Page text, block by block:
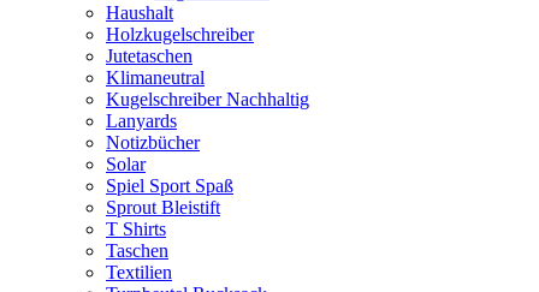
Haushalt
Holzkugelschreiber
Jutetaschen
Klimaneutral
Kugelschreiber Nachhaltig
Lanyards
Notizbücher
Solar
Spiel Sport Spaß
Sprout Bleistift
T Shirts
Taschen
Textilien